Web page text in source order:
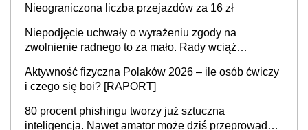
Nieograniczona liczba przejazdów za 16 zł
Niepodjęcie uchwały o wyrażeniu zgody na
zwolnienie radnego to za mało. Rady wciąż
sprawy
Aktywność fizyczna Polaków 2026 – ile osób ćwiczy
i czego się boi? [RAPORT]
80 procent phishingu tworzy już sztuczna
inteligencja. Nawet amator może dziś przeprowadzić